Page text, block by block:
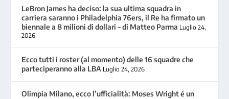
LeBron James ha deciso: la sua ultima squadra in
carriera saranno i Philadelphia 76ers, il Re ha firmato un
biennale a 8 milioni di dollari – di Matteo Parma Luglio 24,
2026
Ecco tutti i roster (al momento) delle 16 squadre che
parteciperanno alla LBA Luglio 24, 2026
Olimpia Milano, ecco l’ufficialità: Moses Wright é un